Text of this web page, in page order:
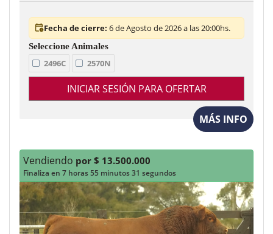
Fecha de cierre: 6 de Agosto de 2026 a las 20:00hs.
2496C 2570N
INICIAR SESIÓN PARA OFERTAR
MÁS INFO
Vendiendo por $ 13.500.000
Finaliza en 7 horas 55 minutos 29 segundos